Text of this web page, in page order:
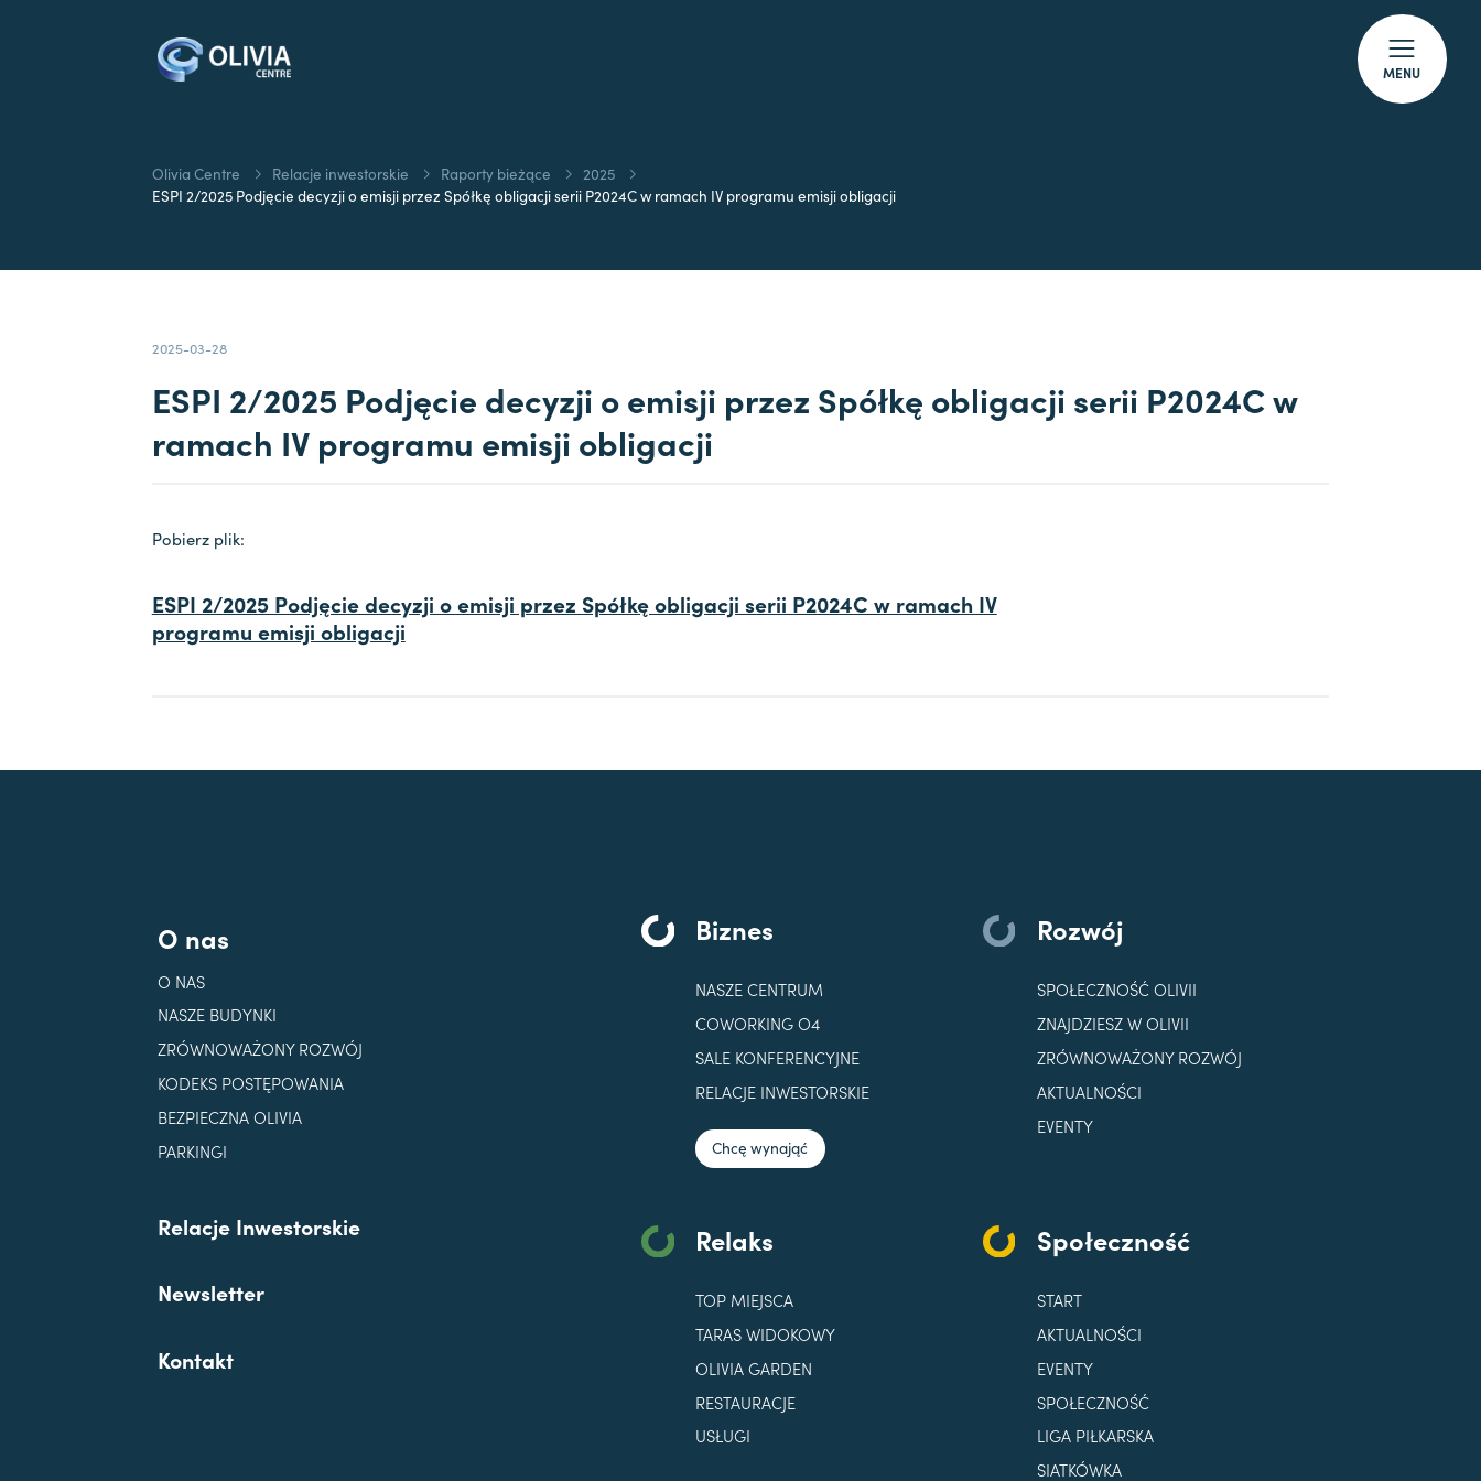
MENU
Olivia Centre Relacje inwestorskie Raporty bieżące
2025
ESPI 2/2025 Podjęcie decyzji o emisji przez Spółkę obligacji serii P2024C w ramach IV programu emisji obligacji
2025-03-28
ESPI 2/2025 Podjęcie decyzji o emisji przez Spółkę obligacji serii P2024C w
ramach IV programu emisji obligacji
Pobierz plik:
ESPI 2/2025 Podjęcie decyzji o emisji przez Spółkę obligacji serii P2024C w ramach IV
programu emisji obligacji
O nas
O NAS
NASZE BUDYNKI
ZRÓWNOWAŻONY ROZWÓJ
KODEKS POSTĘPOWANIA
BEZPIECZNA OLIVIA
PARKINGI
Relacje Inwestorskie
Newsletter
Kontakt
Biznes
NASZE CENTRUM
COWORKING O4
SALE KONFERENCYJNE
RELACJE INWESTORSKIE
Chcę wynająć
Rozwój
SPOŁECZNOŚĆ OLIVII
ZNAJDZIESZ W OLIVII
ZRÓWNOWAŻONY ROZWÓJ
AKTUALNOŚCI
EVENTY
Relaks
TOP MIEJSCA
TARAS WIDOKOWY
OLIVIA GARDEN
RESTAURACJE
USŁUGI
Społeczność
START
AKTUALNOŚCI
EVENTY
SPOŁECZNOŚĆ
LIGA PIŁKARSKA
SIATKÓWKA